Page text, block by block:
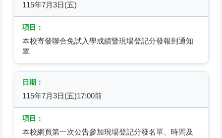
115年7月3日(五)
本校寄發聯合免試入學成績暨現場登記分發報到通知
單
115年7月3日(五)17:00前
本校網頁第一次公告參加現場登記分發名單、時間及